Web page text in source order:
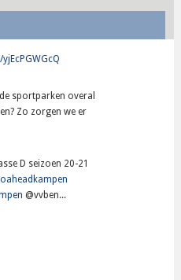
sportparken overal
Zo zorgen we er
D seizoen 20-21
@vvben...